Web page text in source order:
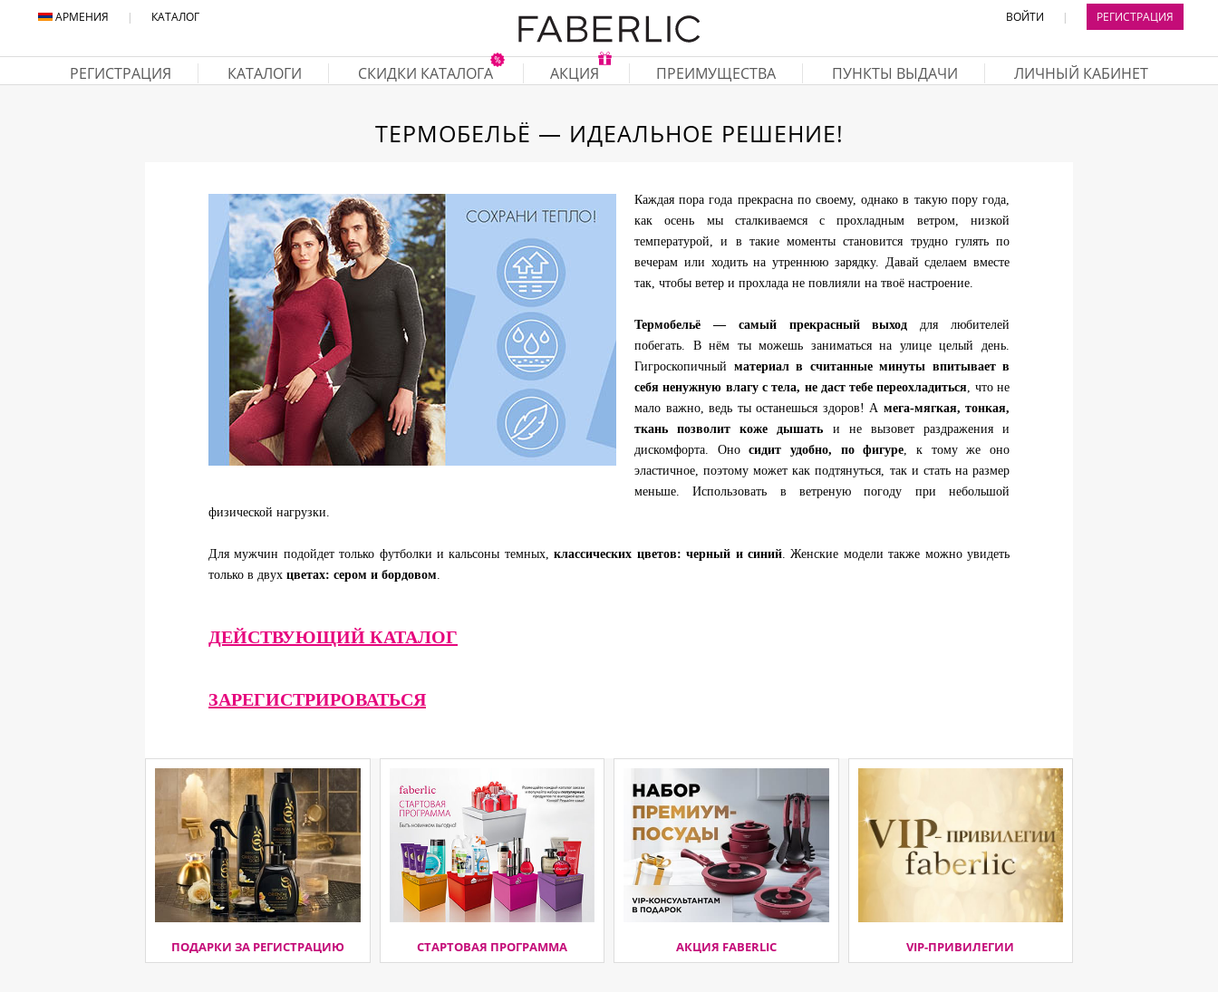
АРМЕНИЯ | КАТАЛОГ ВОЙТИ | РЕГИСТРАЦИЯ
РЕГИСТРАЦИЯ КАТАЛОГИ СКИДКИ КАТАЛОГА АКЦИЯ ПРЕИМУЩЕСТВА ПУНКТЫ ВЫДАЧИ ЛИЧНЫЙ КАБИНЕТ
ТЕРМОБЕЛЬЁ — ИДЕАЛЬНОЕ РЕШЕНИЕ!
Каждая пора года прекрасна по своему, однако в такую пору года,
как осень мы сталкиваемся с прохладным ветром, низкой
температурой, и в такие моменты становится трудно гулять по
вечерам или ходить на утреннюю зарядку. Давай сделаем вместе
так, чтобы ветер и прохлада не повлияли на твоё настроение.
Термобельё — самый прекрасный выход для любителей
побегать. В нём ты можешь заниматься на улице целый день.
Гигроскопичный материал в считанные минуты впитывает в
себя ненужную влагу с тела, не даст тебе переохладиться, что не
мало важно, ведь ты останешься здоров! А мега-мягкая, тонкая,
ткань позволит коже дышать и не вызовет раздражения и
дискомфорта. Оносидит удобно, по фигуре, к тому же оно
эластичное, поэтому может как подтянуться, так и стать на размер
меньше. Использовать в ветреную погоду при небольшой
физической нагрузки.
Для мужчин подойдет только футболки и кальсоны темных,классических цветов: черный и синий. Женские модели также можно увидеть
только в двух цветах: сером и бордовом.
ДЕЙСТВУЮЩИЙ КАТАЛОГ
ЗАРЕГИСТРИРОВАТЬСЯ
ПОДАРКИ ЗА РЕГИСТРАЦИЮ СТАРТОВАЯ ПРОГРАММА АКЦИЯ FABERLIC VIP-ПРИВИЛЕГИИ